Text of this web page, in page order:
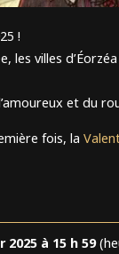
!
les villes
et du
fois, la
à 15 h 59